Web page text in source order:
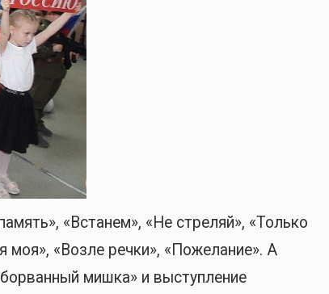
«Встанем», «Не стреляй», «Только
моя», «Возле речки», «Пожелание». А
мишка» и выступление